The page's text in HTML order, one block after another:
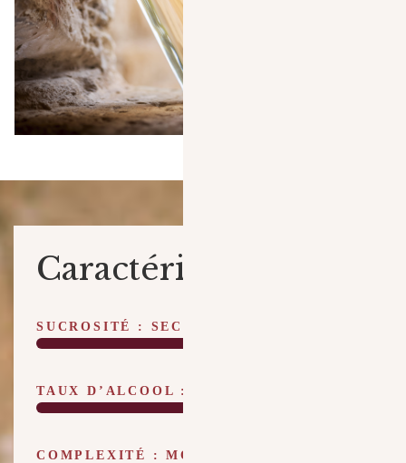
Caractéristiques
SUCROSITÉ : SEC
TAUX D’ALCOOL : 12,5 %VOL
COMPLEXITÉ : MOYENNE